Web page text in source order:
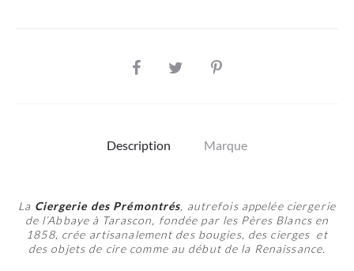
SHARE
Description Marque
La Ciergerie des Prémontrés , autrefois appelée ciergerie
de l’Abbaye à Tarascon, fondée par les Pères Blancs en
1858, crée artisanalement des bougies, des cierges et
des objets de cire comme au début de la Renaissance.